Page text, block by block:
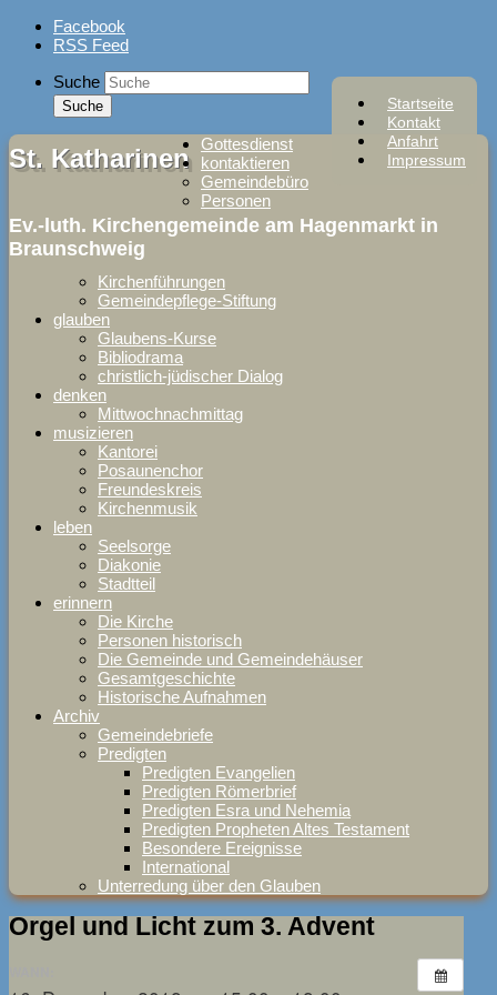
Skip
Facebook
RSS Feed
Startseite
Kontakt
Anfahrt
Impressum
Suche
St. Katharinen
Ev.-luth. Kirchengemeinde am Hagenmarkt in
Braunschweig
Gottesdienst
kontaktieren
Gemeindebüro
Personen
Kirchenführungen
Gemeindepflege-Stiftung
glauben
Glaubens-Kurse
Bibliodrama
christlich-jüdischer Dialog
denken
Mittwochnachmittag
musizieren
Kantorei
Posaunenchor
Freundeskreis
Kirchenmusik
leben
Seelsorge
Diakonie
Stadtteil
erinnern
Die Kirche
Personen historisch
Die Gemeinde und Gemeindehäuser
Gesamtgeschichte
Historische Aufnahmen
Archiv
Gemeindebriefe
Predigten
Predigten Evangelien
Predigten Römerbrief
Predigten Esra und Nehemia
Predigten Propheten Altes Testament
Besondere Ereignisse
International
Unterredung über den Glauben
Orgel und Licht zum 3. Advent